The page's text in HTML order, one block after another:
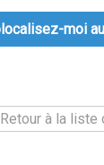
moi
Retour à la liste